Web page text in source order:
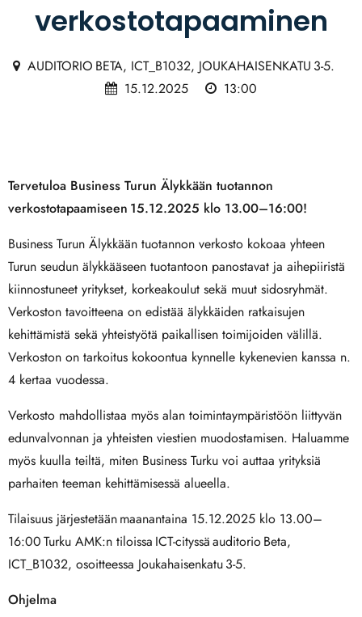
verkostotapaaminen
AUDITORIO BETA, ICT_B1032, JOUKAHAISENKATU 3-5.
15.12.2025
13:00
Tervetuloa Business Turun Älykkään tuotannon
verkostotapaamiseen 15.12.2025 klo 13.00–16:00!
Business Turun Älykkään tuotannon verkosto kokoaa yhteen
Turun seudun älykkääseen tuotantoon panostavat ja aihepiiristä
kiinnostuneet yritykset, korkeakoulut sekä muut sidosryhmät.
Verkoston tavoitteena on edistää älykkäiden ratkaisujen
kehittämistä sekä yhteistyötä paikallisen toimijoiden välillä.
Verkoston on tarkoitus kokoontua kynnelle kykenevien kanssa n.
4 kertaa vuodessa.
Verkosto mahdollistaa myös alan toimintaympäristöön liittyvän
edunvalvonnan ja yhteisten viestien muodostamisen. Haluamme
myös kuulla teiltä, miten Business Turku voi auttaa yrityksiä
parhaiten teeman kehittämisessä alueella.
Tilaisuus järjestetään maanantaina 15.12.2025 klo 13.00–
16:00 Turku AMK:n tiloissa ICT-cityssä auditorio Beta,
ICT_B1032, osoitteessa Joukahaisenkatu 3-5.
Ohjelma